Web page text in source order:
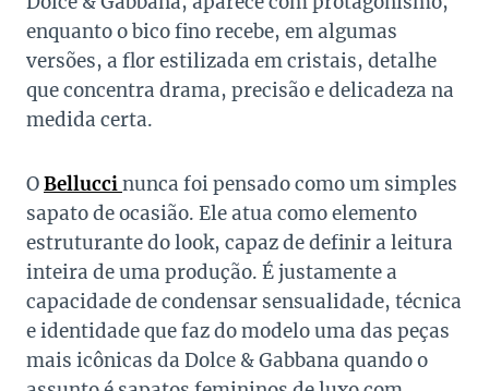
enquanto o bico fino recebe, em algumas
versões, a flor estilizada em cristais, detalhe
que concentra drama, precisão e delicadeza na
medida certa.
OBelluccinunca foi pensado como um simples
sapato de ocasião. Ele atua como elemento
estruturante do look, capaz de definir a leitura
inteira de uma produção. É justamente a
capacidade de condensar sensualidade, técnica
e identidade que faz do modelo uma das peças
mais icônicas da Dolce & Gabbana quando o